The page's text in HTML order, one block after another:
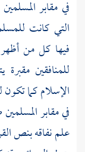
في مقابر
التي كانت
فيها كل من أظهر
للمنافقين
الإسلام كما تكون
في مقابر
علم نفاقه بنص